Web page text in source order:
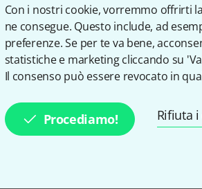
Con i nostri cookie, vorremmo offrirti
ne consegue. Questo include, ad
preferenze. Se per te va bene,
statistiche e marketing cliccando su
Il consenso può essere revocato in
Procediamo! Rifiuta
Ti piace ciò
Condividi